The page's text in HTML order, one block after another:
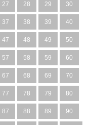
27 28 29 30
37 38 39 40
47 48 49 50
57 58 59 60
67 68 69 70
77 78 79 80
87 88 89 90